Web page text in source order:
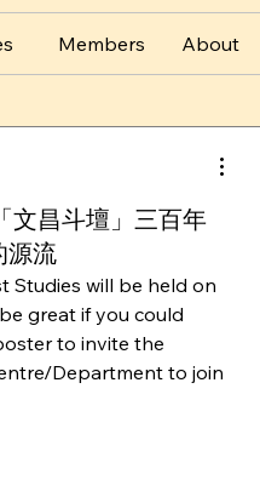
Members About
文昌斗壇」三百年
流
Studies will be held on
great if you could
to invite the
Department to join